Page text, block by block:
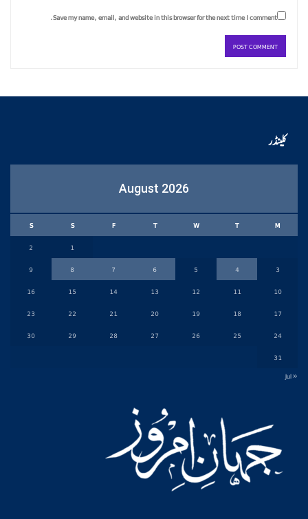
Save my name, email, and website in this browser for the next time I comment.
کلینڈر
August 2026
M
T
W
T
F
S
S
1
2
3
4
5
6
7
8
9
10
11
12
13
14
15
16
17
18
19
20
21
22
23
24
25
26
27
28
29
30
31
« Jul